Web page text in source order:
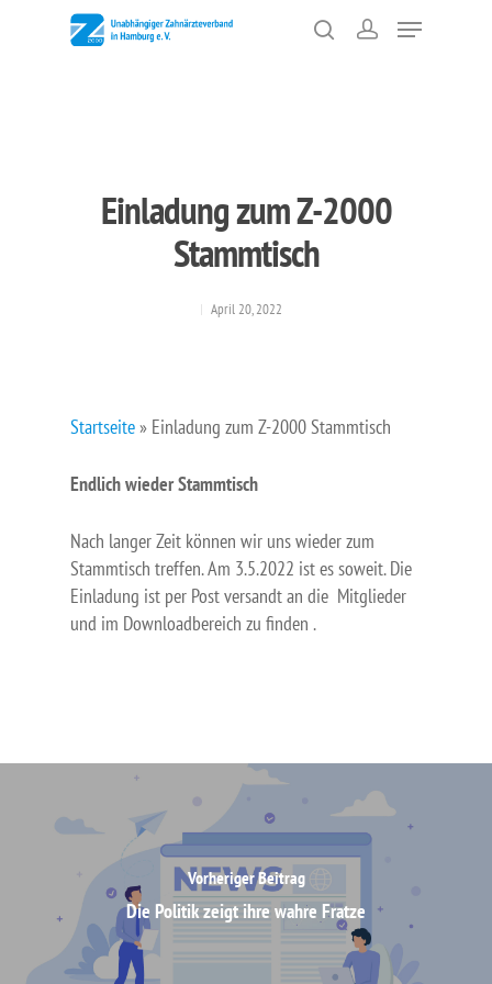
Einladung zum Z-2000
Stammtisch
April 20, 2022
Startseite» Einladung zum Z-2000 Stammtisch
Endlich wieder Stammtisch
Nach langer Zeit können wir uns wieder zum
Stammtisch treffen. Am 3.5.2022 ist es soweit. Die
Einladung ist per Post versandt an die Mitglieder
und im Downloadbereich zu finden .
Vorheriger Beitrag
Die Politik zeigt ihre wahre Fratze
STARTSEITE
DER VERBAND
VORSTAND
KONTAKT
LOGIN